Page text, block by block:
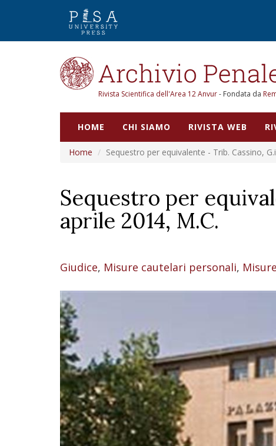
Rivista Scientifica dell'Area 12 Anvur- Fondata da
HOME CHI SIAMO RIVISTA WEB
Home Sequestro per equivalente - Trib. Cassino,
Sequestro per
aprile 2014, M.C.
Giudice, Misure cautelari personali,